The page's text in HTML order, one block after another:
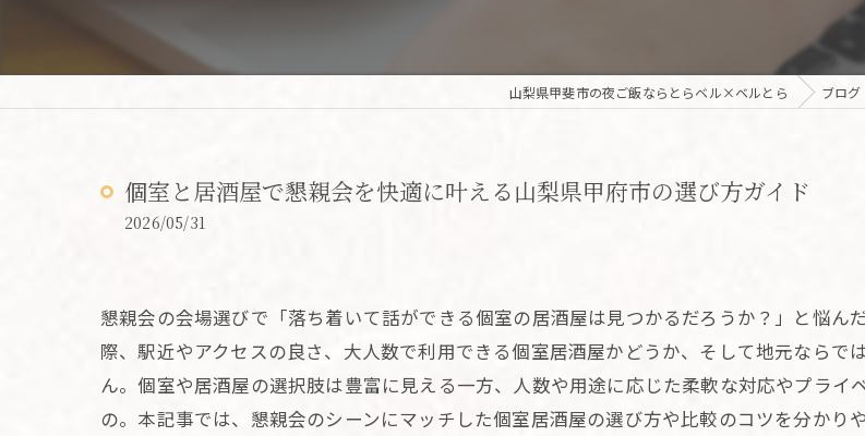
山梨県甲斐市の夜ご飯ならとらベル×ベルとら ブログ
個室と居酒屋で懇親会を快適に叶える山梨県甲府市の選び方ガイド
2026/05/31
懇親会の会場選びで「落ち着いて話ができる個室の居酒屋は見つかるだろうか？」と悩ん
際、駅近やアクセスの良さ、大人数で利用できる個室居酒屋かどうか、そして地元なら
ん。個室や居酒屋の選択肢は豊富に見える一方、人数や用途に応じた柔軟な対応やプラ
の。本記事では、懇親会のシーンにマッチした個室居酒屋の選び方や比較のコツを分かり